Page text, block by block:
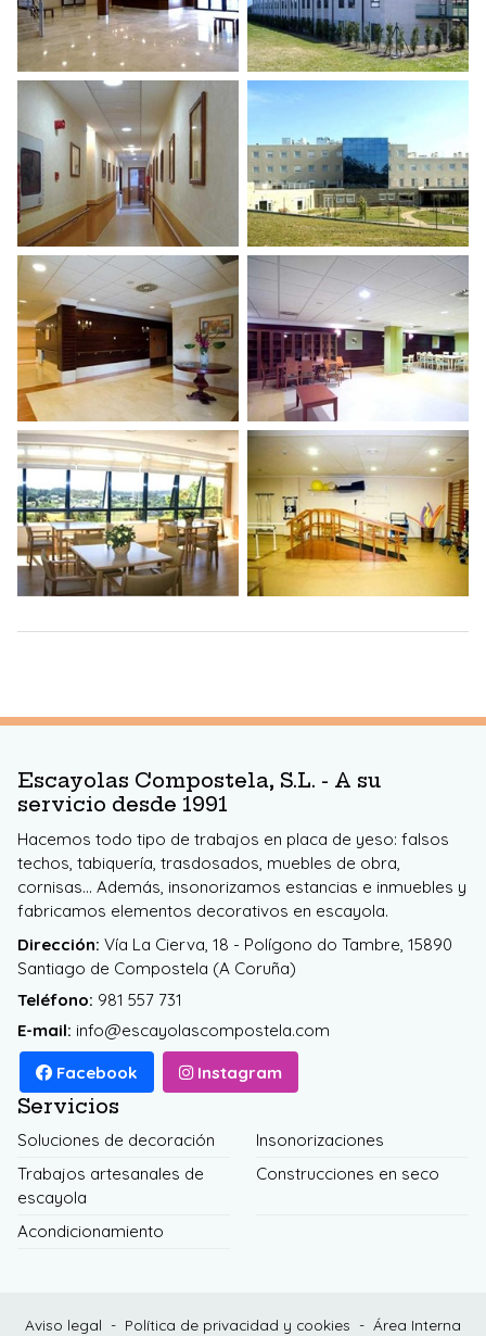
Escayolas Compostela, S.L. - A su
servicio desde 1991
Hacemos todo tipo de trabajos en placa de yeso: falsos
techos, tabiquería, trasdosados, muebles de obra,
cornisas... Además, insonorizamos estancias e inmuebles y
fabricamos elementos decorativos en escayola.
Dirección: Vía La Cierva, 18 - Polígono do Tambre, 15890
Santiago de Compostela (A Coruña)
Teléfono: 981 557 731
E-mail: info@escayolascompostela.com
Facebook Instagram
Servicios
Soluciones de decoración
Insonorizaciones
Trabajos artesanales de
escayola
Construcciones en seco
Acondicionamiento
Aviso legal - Política de privacidad y cookies - Área Interna